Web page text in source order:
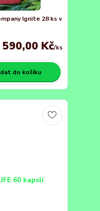
Ignite 28 ks v
590,00 Kč/ks
do košíku